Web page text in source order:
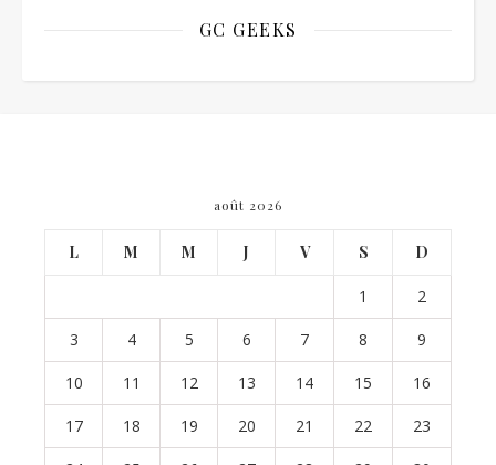
GC GEEKS
août 2026
L M M J V S D
1 2
3 4 5 6 7 8 9
10 11 12 13 14 15 16
17 18 19 20 21 22 23